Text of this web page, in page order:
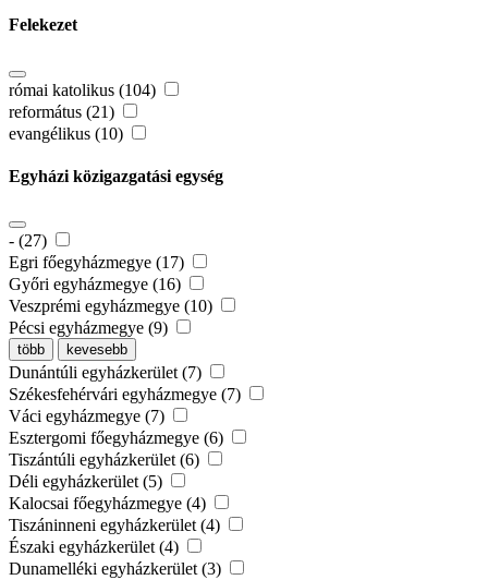
Felekezet
római katolikus (104)
református (21)
evangélikus (10)
Egyházi közigazgatási egység
- (27)
Egri főegyházmegye (17)
Győri egyházmegye (16)
Veszprémi egyházmegye (10)
Pécsi egyházmegye (9)
több kevesebb
Dunántúli egyházkerület (7)
Székesfehérvári egyházmegye (7)
Váci egyházmegye (7)
Esztergomi főegyházmegye (6)
Tiszántúli egyházkerület (6)
Déli egyházkerület (5)
Kalocsai főegyházmegye (4)
Tiszáninneni egyházkerület (4)
Északi egyházkerület (4)
Dunamelléki egyházkerület (3)